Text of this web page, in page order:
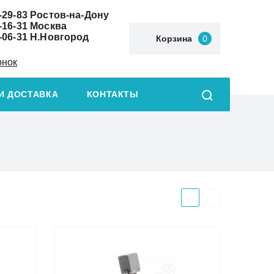
29-83Ростов-на-Дону
16-31Москва
06-31Н.Новгород Корзина 0
ДОСТАВКА КОНТАКТЫ